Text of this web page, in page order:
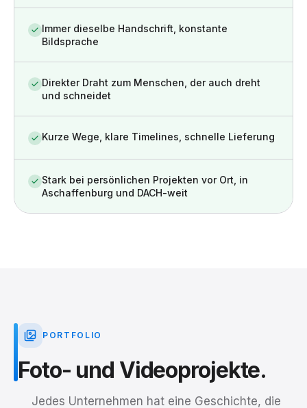
Immer dieselbe Handschrift, konstante
Bildsprache
Direkter Draht zum Menschen, der auch dreht
und schneidet
Kurze Wege, klare Timelines, schnelle Lieferung
Stark bei persönlichen Projekten vor Ort, in
Aschaffenburg und DACH-weit
PORTFOLIO
Foto- und Videoprojekte.
Jedes Unternehmen hat eine Geschichte, die